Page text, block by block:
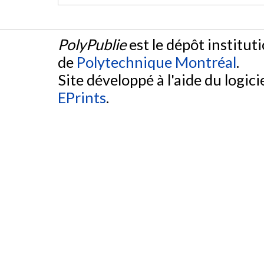
PolyPublieest le dépôt
de Polytechnique Montréal.
Site développé à l'aide du
EPrints.